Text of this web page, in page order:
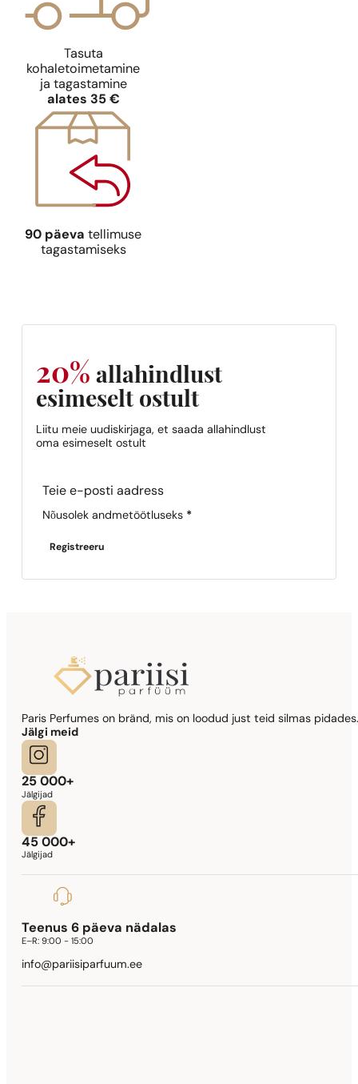
Ideaalne sobivus
9,39€
N° 306
9,39€
Tasuta
kohaletoimetamine
ja tagastamine
alates 35 €
90 päeva tellimuse
tagastamiseks
20% allahindlust
esimeselt ostult
Liitu meie uudiskirjaga, et saada allahindlust
oma esimeselt ostult
Section
Nõusolek andmetöötluseks *
Registreeru
Paris Perfumes on bränd, mis on loodud just teid silmas
Jälgi meid
25 000+
Jälgijad
45 000+
Jälgijad
Teenus 6 päeva nädalas
E–R:9:00 - 15:00
info@pariisiparfuum.ee